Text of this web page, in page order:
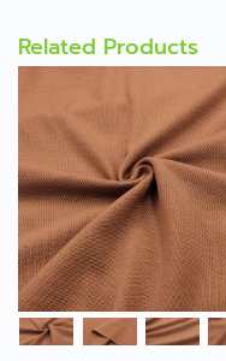
Related Products